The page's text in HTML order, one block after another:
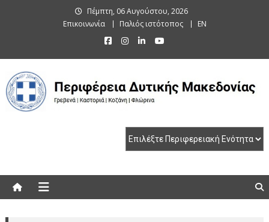
Πέμπτη, 06 Αυγούστου, 2026
Επικοινωνία
Παλιός ιστότοπος EN